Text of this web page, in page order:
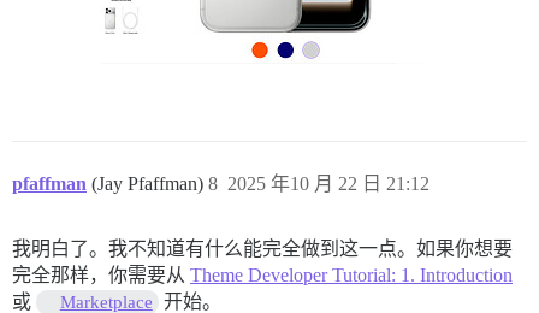
pfaffman (Jay Pfaffman) 2025 年10 月 22 日 21:12
8
我明白了。我不知道有什么能完全做到这一点。如果你想要
完全那样，你需要从 Theme Developer Tutorial: 1. Introduction
或
Marketplace 开始。